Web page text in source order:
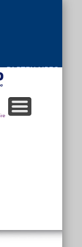
PARTENAIRES